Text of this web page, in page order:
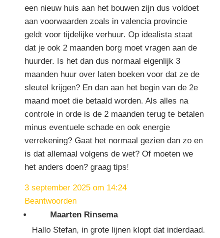
een nieuw huis aan het bouwen zijn dus voldoet
aan voorwaarden zoals in valencia provincie
geldt voor tijdelijke verhuur. Op idealista staat
dat je ook 2 maanden borg moet vragen aan de
huurder. Is het dan dus normaal eigenlijk 3
maanden huur over laten boeken voor dat ze de
sleutel krijgen? En dan aan het begin van de 2e
maand moet die betaald worden. Als alles na
controle in orde is de 2 maanden terug te betalen
minus eventuele schade en ook energie
verrekening? Gaat het normaal gezien dan zo en
is dat allemaal volgens de wet? Of moeten we
het anders doen? graag tips!
3 september 2025 om 14:24
Beantwoorden
Maarten Rinsema
Hallo Stefan, in grote lijnen klopt dat inderdaad.